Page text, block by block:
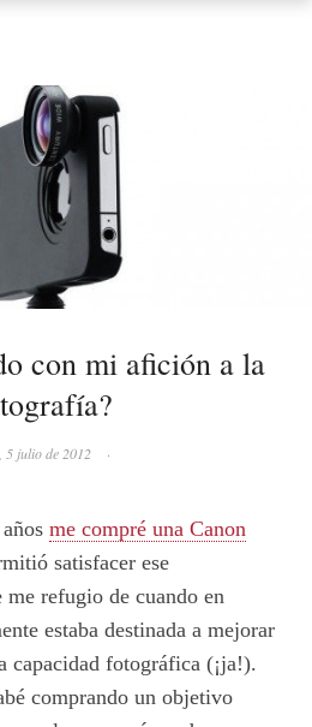
con mi afición a la
5 julio de 2012 ·
me compré una Canon
satisfacer ese
refugio de cuando en
estaba destinada a mejorar
capacidad fotográfica (¡ja!).
comprando un objetivo